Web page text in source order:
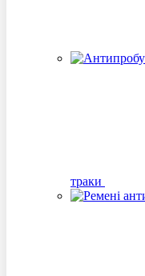
траки